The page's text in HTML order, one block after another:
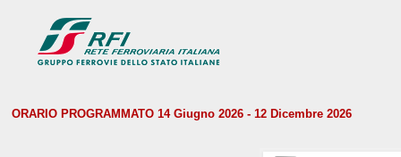
ORARIO PROGRAMMATO 14 Giugno 2026 - 12 Dicembre 2026